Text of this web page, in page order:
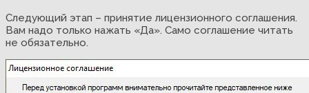
Следующий этап – принятие лицензионного соглашения.
Вам надо только нажать «Да». Само соглашение читать
не обязательно.